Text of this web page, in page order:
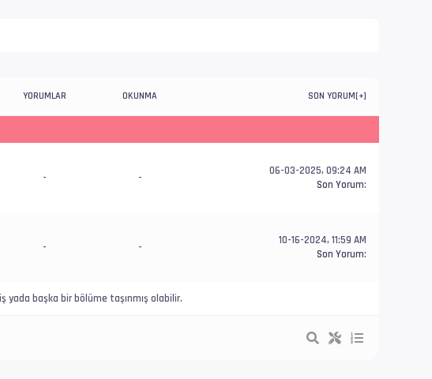
YORUMLAR OKUNMA SON YORUM[+]
- -
06-03-2025, 09:24 AM
Son Yorum:
- -
10-16-2024, 11:59 AM
Son Yorum:
yada başka bir bölüme taşınmış olabilir.